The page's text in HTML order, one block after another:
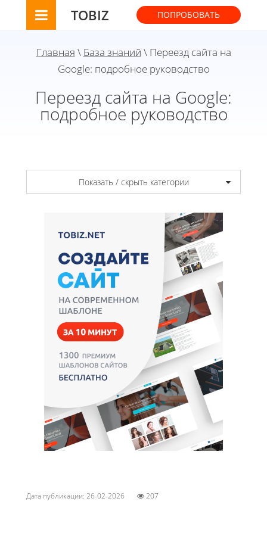
TOBIZ ПОПРОБОВАТЬ
Главная \ База знаний \ Переезд сайта на
Google: подробное руководство
Переезд сайта на Google:
подробное руководство
Показать / скрыть категории
Дата публикации: 26-02-2026 207